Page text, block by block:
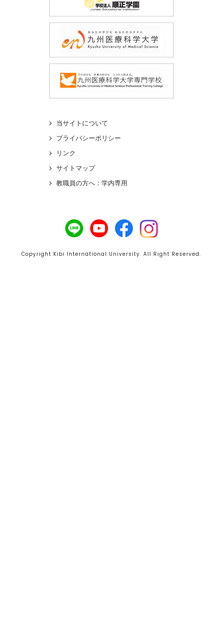
当サイトについて
プライバシーポリシー
リンク
サイトマップ
教職員の方へ：学内専用
Copyright Kibi International University. All Right Reserved.